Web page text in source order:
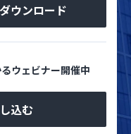
ウンロード
ウェビナー開催中
込む